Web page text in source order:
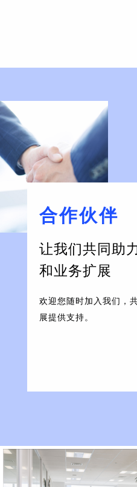
合作伙伴
让我们共同助
和业务扩展
欢迎您随时加入我们，
展提供支持。